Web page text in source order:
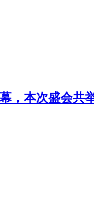
，本次盛会共